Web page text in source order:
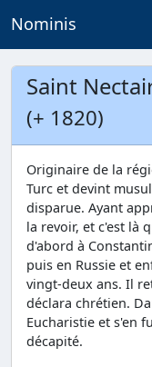
Nominis
Saint
(+ 1820)
Originaire de la
Turc et devint
disparue. Ayant
la revoir, et c'est là
d'abord à
puis en Russie et
vingt-deux ans. Il
déclara chrétien.
Eucharistie et s'en
décapité.